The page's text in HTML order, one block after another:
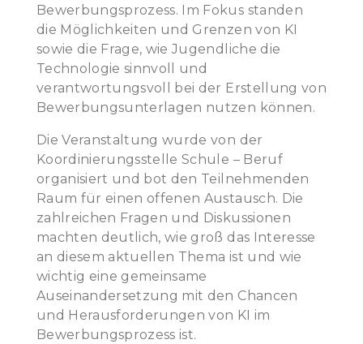
Bewerbungsprozess. Im Fokus standen
die Möglichkeiten und Grenzen von KI
sowie die Frage, wie Jugendliche die
Technologie sinnvoll und
verantwortungsvoll bei der Erstellung von
Bewerbungsunterlagen nutzen können.
Die Veranstaltung wurde von der
Koordinierungsstelle Schule – Beruf
organisiert und bot den Teilnehmenden
Raum für einen offenen Austausch. Die
zahlreichen Fragen und Diskussionen
machten deutlich, wie groß das Interesse
an diesem aktuellen Thema ist und wie
wichtig eine gemeinsame
Auseinandersetzung mit den Chancen
und Herausforderungen von KI im
Bewerbungsprozess ist.